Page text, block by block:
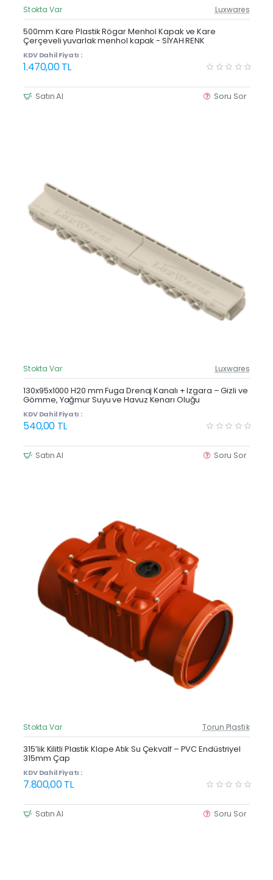
Güncel Fiyat
Stokta Var Luxwares
500mm Kare Plastik Rögar Menhol Kapak ve Kare
Çerçeveli yuvarlak menhol kapak - SİYAH RENK
KDV Dahil Fiyatı :
1.470,00 TL
Satın Al Soru Sor
Güncel Fiyat
Yeni Ürün
Stokta Var Luxwares
130x95x1000 H20 mm Fuga Drenaj Kanalı + Izgara – Gizli ve
Gömme, Yağmur Suyu ve Havuz Kenarı Oluğu
KDV Dahil Fiyatı :
540,00 TL
Satın Al Soru Sor
Güncel Fiyat
Yeni Ürün
Stokta Var Torun Plastik
315’lik Kilitli Plastik Klape Atık Su Çekvalf – PVC Endüstriyel
315mm Çap
KDV Dahil Fiyatı :
7.800,00 TL
Satın Al Soru Sor